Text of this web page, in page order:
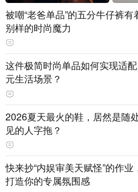
被嘲“老爸单品”的五分牛仔裤有
别样的时尚魔力
这件极简时尚单品如何实现适
元生活场景？
2026夏天最火的鞋，居然是随
见的人字拖？
快来抄“内娱审美天赋怪”的作业
打造你的专属氛围感